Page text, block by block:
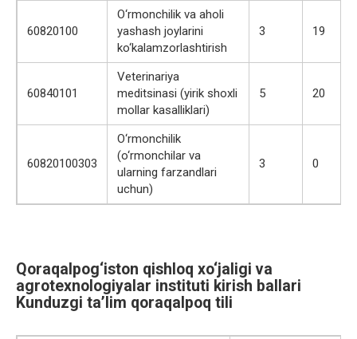
60820100
O‘rmonchilik va aholi
yashash joylarini
ko‘kalamzorlashtirish
3 19
60840101
Veterinariya
meditsinasi (yirik shoxli
mollar kasalliklari)
5 20
60820100303
O‘rmonchilik
(o‘rmonchilar va
ularning farzandlari
uchun)
3 0
Qoraqalpog‘iston qishloq xo‘jaligi va
agrotexnologiyalar instituti kirish ballari
Kunduzgi ta’lim qoraqalpoq tili